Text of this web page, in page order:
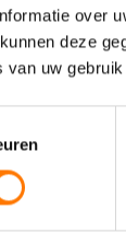
over
deze
uw